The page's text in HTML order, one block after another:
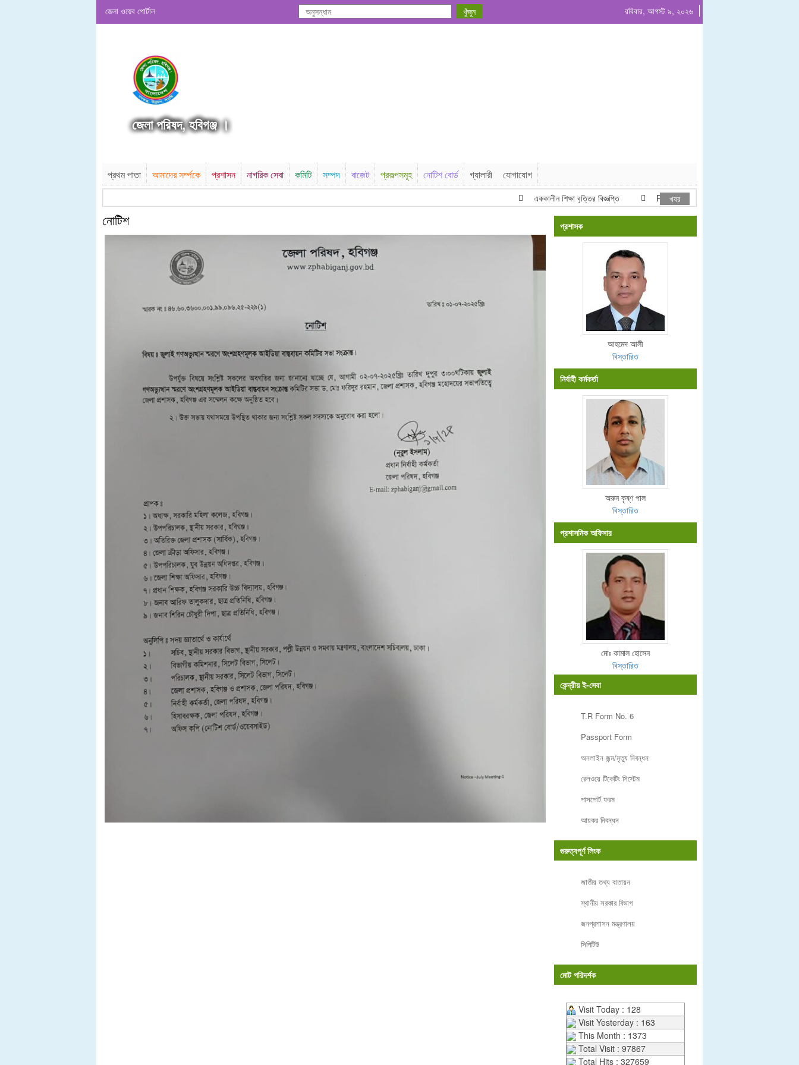
জেলা ওয়েব পোর্টাল রবিবার, আগস্ট ৯, ২০২৬
জেলা পরিষদ, হবিগঞ্জ ।
প্রথম পাতা আমাদের সর্ম্পকে প্রশাসন নাগরিক সেবা কমিটি সম্পদ বাজেট প্রকল্পসমূহ নোটিশ বোর্ড গ্যালারী যোগাযোগ
এককালীন শিক্ষা বৃত্তির বিজ্ঞপ্তি Project list ADP & Revenue
খবর
নোটিশ প্রশাসক
আহমেদ আলী
বিস্তারিত
নির্বাহী কর্মকর্তা
অরুন কৃষ্ণ পাল
বিস্তারিত
প্রশাসনিক অফিসার
মোঃ কামাল হোসেন
বিস্তারিত
কেন্দ্রীয় ই-সেবা
T.R Form No. 6
Passport Form
অনলাইন জন্ম/মৃত্যু নিবন্ধন
রেলওয়ে টিকেটিং সিস্টেম
পাসপোর্ট ফরম
আয়কর নিবন্ধন
গুরুত্বপূর্ণ লিংক
জাতীয় তথ্য বাতায়ন
স্থানীয় সরকার বিভাগ
জনপ্রশাসন মন্ত্রণালয়
সিপিটিউ
মোট পরিদর্শক
Visit Today : 128
Visit Yesterday : 163
This Month : 1373
Total Visit : 97867
Total Hits : 327659